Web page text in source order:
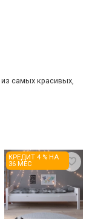
самых красивых,
КРЕДИТ 4 % НА
36 МЕС